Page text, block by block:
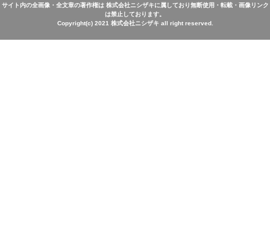
サイト内の全画像・全文章の著作権は 株式会社ニシザキに属しており無断使用・転載・画像リンク
は禁止しております。
Copyright(c) 2021 株式会社ニシザキ all right reserved.